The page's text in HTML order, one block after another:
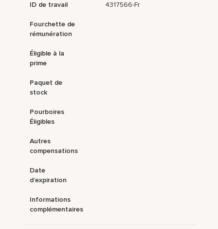
ID de travail 4317566-Fr
Fourchette de
rémunération
Éligible à la
prime
Paquet de
stock
Pourboires
Éligibles
Autres
compensations
Date
d’expiration
Informations
complémentaires